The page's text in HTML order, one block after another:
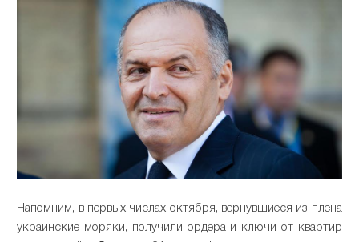
Напомним, в первых числах октября, вернувшиеся из плена
украинские моряки, получили ордера и ключи от квартир